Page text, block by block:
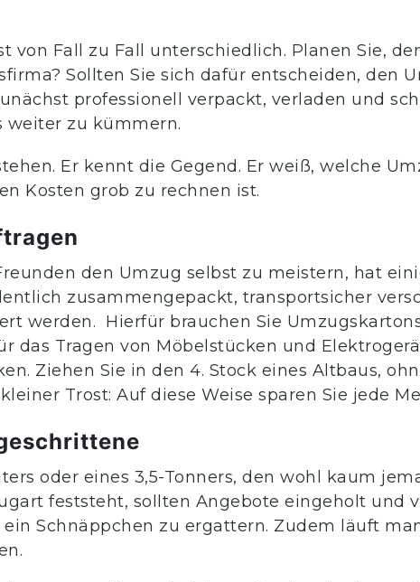
Fall zu Fall unterschiedlich. Planen Sie,
Sollten Sie sich dafür entscheiden, den
professionell verpackt, verladen und
weiter zu kümmern.
Er kennt die Gegend. Er weiß, welche
Kosten grob zu rechnen ist.
den Umzug selbst zu meistern, hat
zusammengepackt, transportsicher
werden. Hierfür brauchen Sie
das Tragen von Möbelstücken und
Ziehen Sie in den 4. Stock eines Altbaus,
Trost: Auf diese Weise sparen Sie jede
oder eines 3,5-Tonners, den wohl kaum
feststeht, sollten Angebote eingeholt und
Schnäppchen zu ergattern. Zudem läuft